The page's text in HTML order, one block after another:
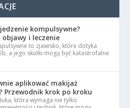
kompulsywne?
objawy i leczenie
to zjawisko, które dotyka
a jego skutki mogą być katastrofalne
aplikować makijaż
Przewodnik krok po kroku
która wymaga nie tylko